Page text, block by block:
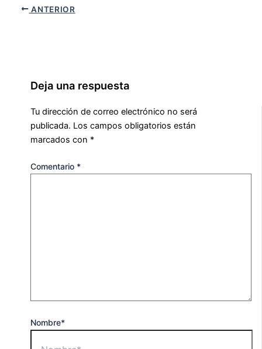
ANTERIOR
Deja una respuesta
Tu dirección de correo electrónico no será
publicada. Los campos obligatorios están
marcados con *
Comentario *
Nombre*